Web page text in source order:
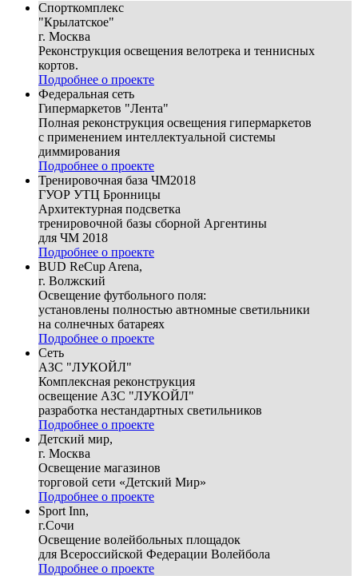
Спорткомплекс
"Крылатское"
г. Москва
Реконструкция освещения велотрека и теннисных
кортов.
Подробнее о проекте
Федеральная сеть
Гипермаркетов "Лента"
Полная реконструкция освещения гипермаркетов
с применением интеллектуальной системы
диммирования
Подробнее о проекте
Тренировочная база ЧМ2018
ГУОР УТЦ Бронницы
Архитектурная подсветка
тренировочной базы сборной Аргентины
для ЧМ 2018
Подробнее о проекте
BUD ReCup Arena,
г. Волжский
Освещение футбольного поля:
установлены полностью автномные светильники
на солнечных батареях
Подробнее о проекте
Сеть
АЗС "ЛУКОЙЛ"
Комплексная реконструкция
освещение АЗС "ЛУКОЙЛ"
разработка нестандартных светильников
Подробнее о проекте
Детский мир,
г. Москва
Освещение магазинов
торговой сети «Детский Мир»
Подробнее о проекте
Sport Inn,
г.Сочи
Освещение волейбольных площадок
для Всероссийской Федерации Волейбола
Подробнее о проекте